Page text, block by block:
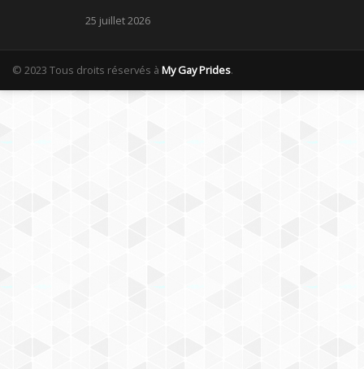
25 juillet 2026
© 2023 Tous droits réservés à My Gay Prides.